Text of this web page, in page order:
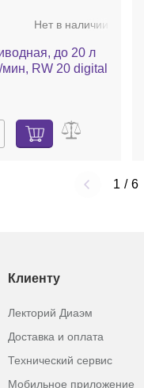
Нет в наличии
до 20 л
RW 20 digital
1 / 6
Клиенту
Лекторий Диаэм
Доставка и оплата
Технический сервис
Мобильное приложение